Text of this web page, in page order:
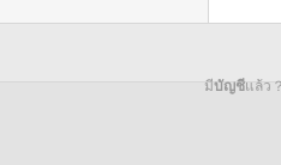
มีบัญชีแล้ว